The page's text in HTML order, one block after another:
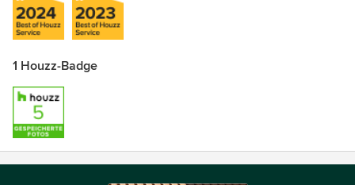
1 Houzz-Badge